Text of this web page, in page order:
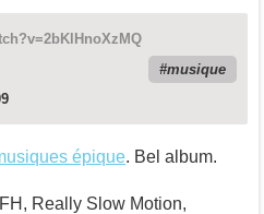
musique
épique. Bel album.
Really Slow Motion,